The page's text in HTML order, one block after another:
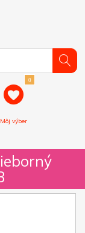
0
Môj výber